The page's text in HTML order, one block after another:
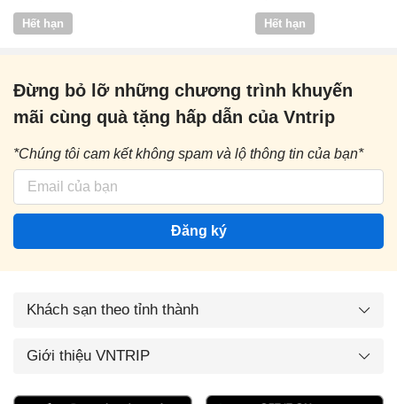
Vntrip
Hết hạn Hết hạn
Đừng bỏ lỡ những chương trình khuyến
mãi cùng quà tặng hấp dẫn của Vntrip
*Chúng tôi cam kết không spam và lộ thông tin của bạn*
Đăng ký
Khách sạn theo tỉnh thành
Giới thiệu VNTRIP